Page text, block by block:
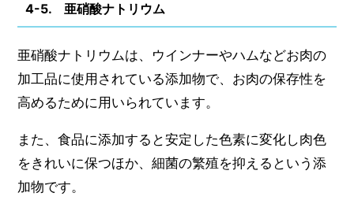
4-5. 亜硝酸ナトリウム
亜硝酸ナトリウムは、ウインナーやハムなどお肉の
加工品に使用されている添加物で、お肉の保存性を
高めるために用いられています。
また、食品に添加すると安定した色素に変化し肉色
をきれいに保つほか、細菌の繁殖を抑えるという添
加物です。